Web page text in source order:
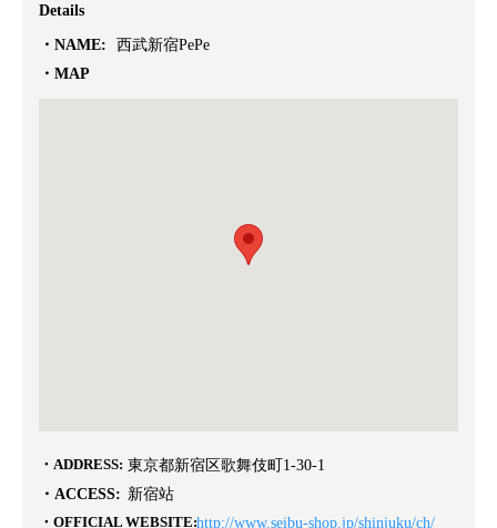
Details
NAME:
西武新宿PePe
MAP
ADDRESS: 東京都新宿区歌舞伎町1-30-1
ACCESS: 新宿站
OFFICIAL WEBSITE:http://www.seibu-shop.jp/shinjuku/ch/